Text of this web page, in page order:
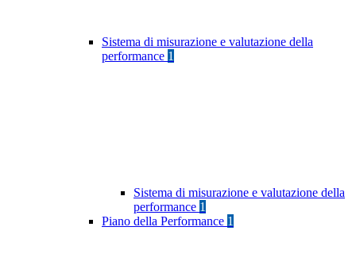
Sistema di misurazione e valutazione della
performance 1
Sistema di misurazione e valutazione della
performance 1
Piano della Performance 1